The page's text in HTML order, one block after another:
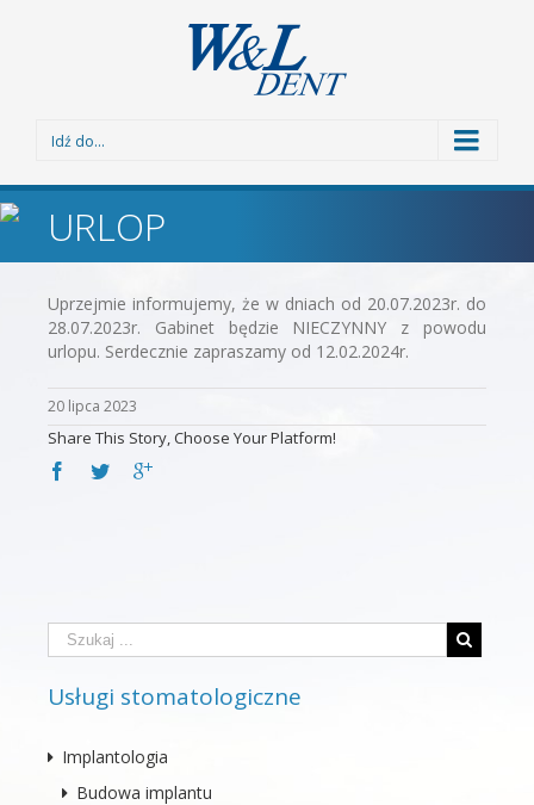
Idź do...
URLOP
Uprzejmie informujemy, że w dniach od 20.07.2023r. do
28.07.2023r. Gabinet będzie NIECZYNNY z powodu
urlopu. Serdecznie zapraszamy od 12.02.2024r.
20 lipca 2023
Share This Story, Choose Your Platform!
Usługi stomatologiczne
Implantologia
Budowa implantu